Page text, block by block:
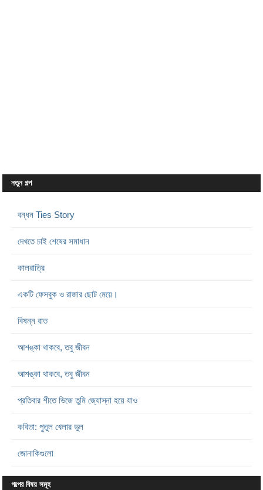
নতুন গল্প
বন্ধন Ties Story
দেখতে চাই শেষের সমাধান
কালরাত্রি
একটি ফেসবুক ও রাজার ছোট মেয়ে।
বিষন্ন রাত
আশঙ্কা থাকবে, তবু জীবন
আশঙ্কা থাকবে, তবু জীবন
প্রতিবার শীতে ভিজে তুমি জ্যোস্না হয়ে যাও
কবিতা: পুতুল খেলার ভুল
জোনাকিগুলো
গল্পের বিষয় সমূহ